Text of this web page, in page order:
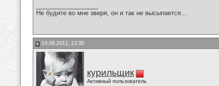
Не будите во мне зверя, он и так не высыпается...
14.09.2011, 13:35
курильщик
Активный пользователь